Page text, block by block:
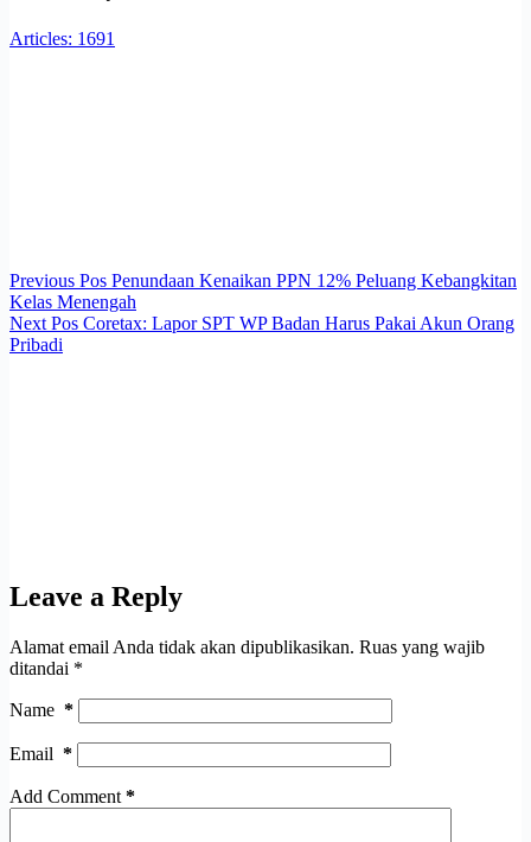
Articles: 1691
Previous Pos Penundaan Kenaikan PPN 12% Peluang Kebangkitan
Kelas Menengah
Next Pos Coretax: Lapor SPT WP Badan Harus Pakai Akun Orang
Pribadi
Leave a Reply
Alamat email Anda tidak akan dipublikasikan. Ruas yang wajib
ditandai *
Name *
Email *
Add Comment *